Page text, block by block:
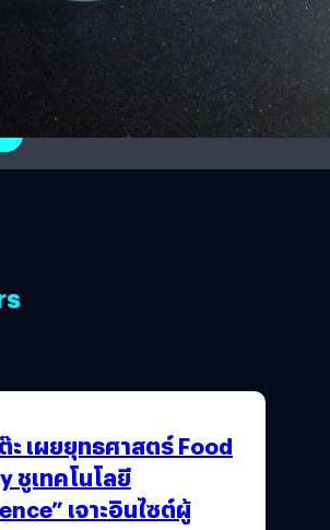
ะ เผยยุทธศาสตร์ Food
ชูเทคโนโลยี
เจาะอินไซต์ผู้